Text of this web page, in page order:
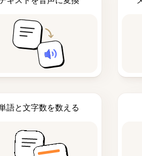
語と文字数を数える